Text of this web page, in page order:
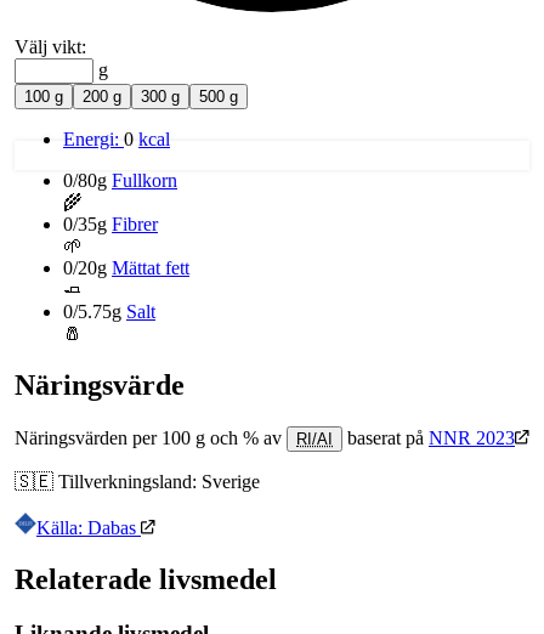
Välj vikt:
g
100 g 200 g 300 g 500 g
Energi: 0 kcal
0/80g Fullkorn
🌾
0/35g Fibrer
🌱
0/20g Mättat fett
🧈
0/5.75g Salt
🧂
Näringsvärde
Näringsvärden per 100 g och % av RI/AI baserat på NNR 2023
🇸🇪 Tillverkningsland: Sverige
Källa: Dabas
Relaterade livsmedel